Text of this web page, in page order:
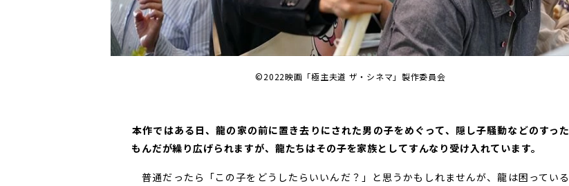
©2022映画「極主夫道 ザ・シネマ」製作委員会
――本作ではある日、龍の家の前に置き去りにされた男の子をめぐって、隠し子騒動などのすった
もんだが繰り広げられますが、龍たちはその子を家族としてすんなり受け入れています。
普通だったら「この子をどうしたらいいんだ？」と思うかもしれませんが、龍は困っている